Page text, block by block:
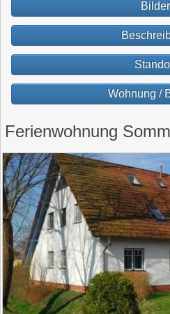
Bilder
Wohnung /
Ferienwohnung